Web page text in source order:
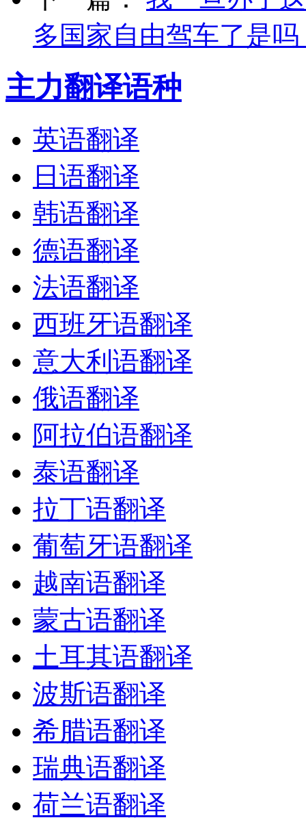
多国家自由驾车了是吗
主力翻译语种
英语翻译
日语翻译
韩语翻译
德语翻译
法语翻译
西班牙语翻译
意大利语翻译
俄语翻译
阿拉伯语翻译
泰语翻译
拉丁语翻译
葡萄牙语翻译
越南语翻译
蒙古语翻译
土耳其语翻译
波斯语翻译
希腊语翻译
瑞典语翻译
荷兰语翻译